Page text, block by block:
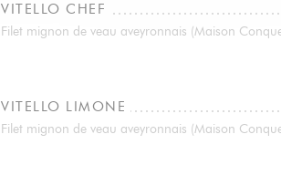
VITELLO CHEF
Filet mignon de veau aveyronnais (Maison
VITELLO LIMONE
Filet mignon de veau aveyronnais (Maison